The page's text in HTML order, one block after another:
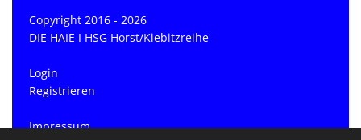
Copyright 2016 - 2026
DIE HAIE I HSG Horst/Kiebitzreihe
Login
Registrieren
Impressum